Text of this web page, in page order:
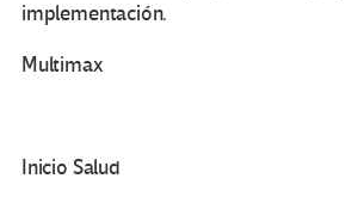
implementación.
Multimax
Inicio Salud